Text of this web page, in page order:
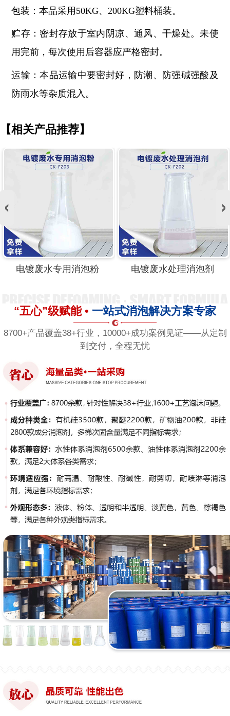
包装：本品采用 50KG、200KG塑料桶装。
贮存：密封存放于室内阴凉、通风、干燥处。未使
用完前，每次使用后容器应严格密封。
运输：本品运输中要密封好，防潮、防强碱强酸及
防雨水等杂质混入。
【相关产品推荐】
电镀废水专用消泡粉 电镀废水处理消泡剂
“五心”级赋能 • 一站式消泡解决方案专家
8700+产品覆盖38+行业，10000+成功案例见证——从定制
到交付，全程无忧